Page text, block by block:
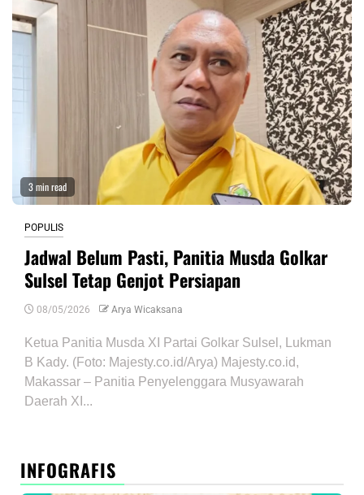
3 min read
POPULIS
Jadwal Belum Pasti, Panitia Musda Golkar
Sulsel Tetap Genjot Persiapan
08/05/2026 Arya Wicaksana
Ketua Panitia Musda XI Partai Golkar Sulsel, Lukman
B Kady. (Foto: Majesty.co.id/Arya) Majesty.co.id,
Makassar – Panitia Penyelenggara Musyawarah
Daerah XI...
INFOGRAFIS